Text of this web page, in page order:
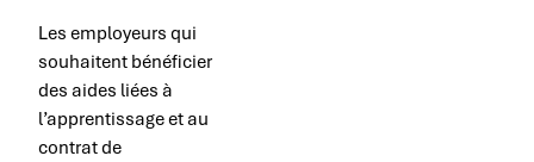
Les employeurs qui
souhaitent bénéficier
des aides liées à
l’apprentissage et au
contrat de